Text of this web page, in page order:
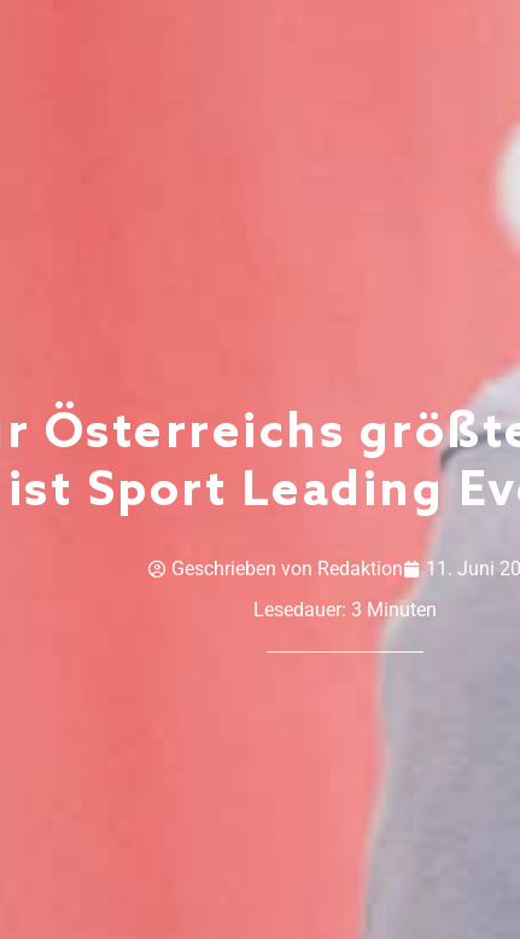
Österreichs
Sport Leading
Geschrieben von Redaktion
11. Juni
Lesedauer: 3 Minuten